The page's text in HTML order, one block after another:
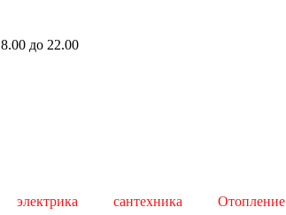
до 22.00
электрика сантехника Отопление